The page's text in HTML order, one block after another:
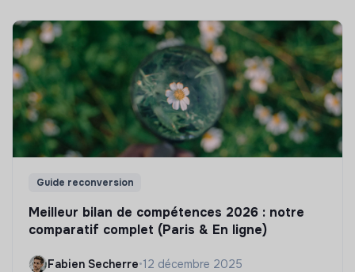
Guide reconversion
Meilleur bilan de compétences 2026 : notre
comparatif complet (Paris & En ligne)
Fabien Secherre•12 décembre 2025